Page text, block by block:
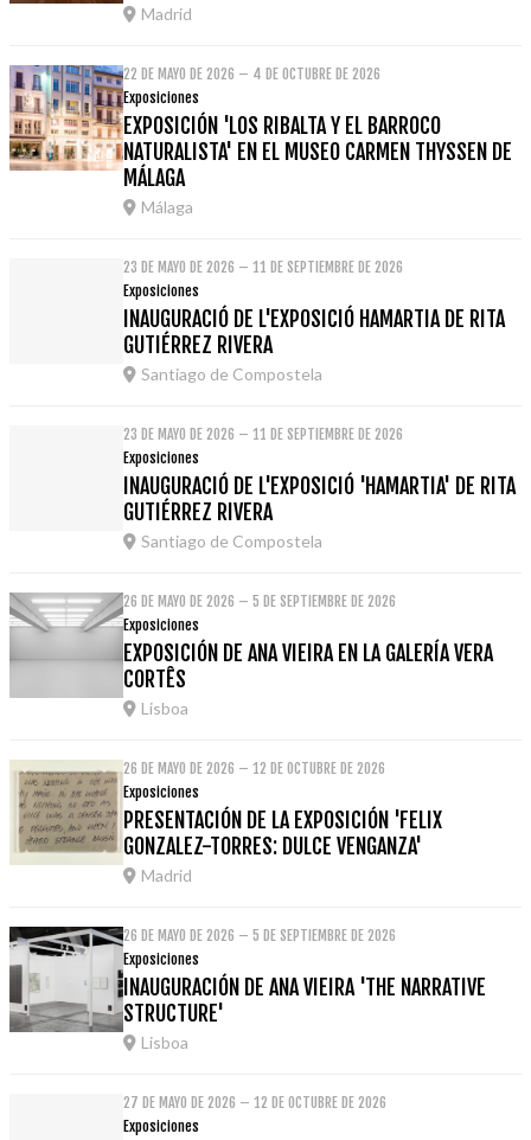
Madrid
22 DE MAYO DE 2026 – 4 DE OCTUBRE DE 2026
Exposiciones
EXPOSICIÓN 'LOS RIBALTA Y EL BARROCO
NATURALISTA' EN EL MUSEO CARMEN THYSSEN DE
MÁLAGA
Málaga
23 DE MAYO DE 2026 – 11 DE SEPTIEMBRE DE 2026
Exposiciones
INAUGURACIÓ DE L'EXPOSICIÓ HAMARTIA DE RITA
GUTIÉRREZ RIVERA
Santiago de Compostela
23 DE MAYO DE 2026 – 11 DE SEPTIEMBRE DE 2026
Exposiciones
INAUGURACIÓ DE L'EXPOSICIÓ 'HAMARTIA' DE RITA
GUTIÉRREZ RIVERA
Santiago de Compostela
26 DE MAYO DE 2026 – 5 DE SEPTIEMBRE DE 2026
Exposiciones
EXPOSICIÓN DE ANA VIEIRA EN LA GALERÍA VERA
CORTÊS
Lisboa
26 DE MAYO DE 2026 – 12 DE OCTUBRE DE 2026
Exposiciones
PRESENTACIÓN DE LA EXPOSICIÓN 'FELIX
GONZALEZ-TORRES: DULCE VENGANZA'
Madrid
26 DE MAYO DE 2026 – 5 DE SEPTIEMBRE DE 2026
Exposiciones
INAUGURACIÓN DE ANA VIEIRA 'THE NARRATIVE
STRUCTURE'
Lisboa
27 DE MAYO DE 2026 – 12 DE OCTUBRE DE 2026
Exposiciones